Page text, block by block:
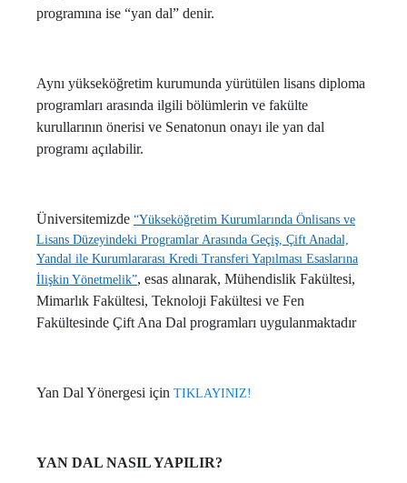
programına ise “yan dal” denir.
Aynı yükseköğretim kurumunda yürütülen lisans diploma
programları arasında ilgili bölümlerin ve fakülte
kurullarının önerisi ve Senatonun onayı ile yan dal
programı açılabilir.
Üniversitemizde “Yükseköğretim Kurumlarında Önlisans ve
Lisans Düzeyindeki Programlar Arasında Geçiş, Çift Anadal,
Yandal ile Kurumlararası Kredi Transferi Yapılması Esaslarına
İlişkin Yönetmelik”, esas alınarak, Mühendislik Fakültesi,
Mimarlık Fakültesi, Teknoloji Fakültesi ve Fen
Fakültesinde Çift Ana Dal programları uygulanmaktadır
Yan Dal Yönergesi için TIKLAYINIZ!
YAN DAL NASIL YAPILIR?